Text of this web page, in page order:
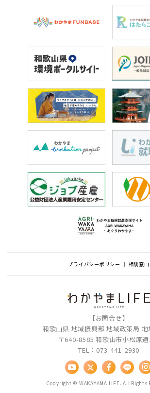
プライバシーポリシー 相談窓口
【お問合せ】
和歌山県 地域振興部 地域政策局 地
〒640-8585 和歌山市小松原通
TEL：073-441-2930
Copyright © WAKAYAMA LIFE. All Rights